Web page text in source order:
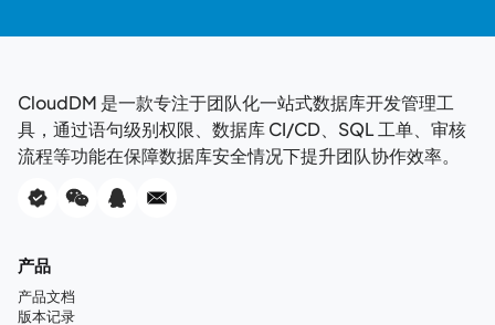
CloudDM 是一款专注于团队化一站式数据库开发管理工
具，通过语句级别权限、数据库 CI/CD、SQL 工单、审核
流程等功能在保障数据库安全情况下提升团队协作效率。
产品
产品文档
版本记录